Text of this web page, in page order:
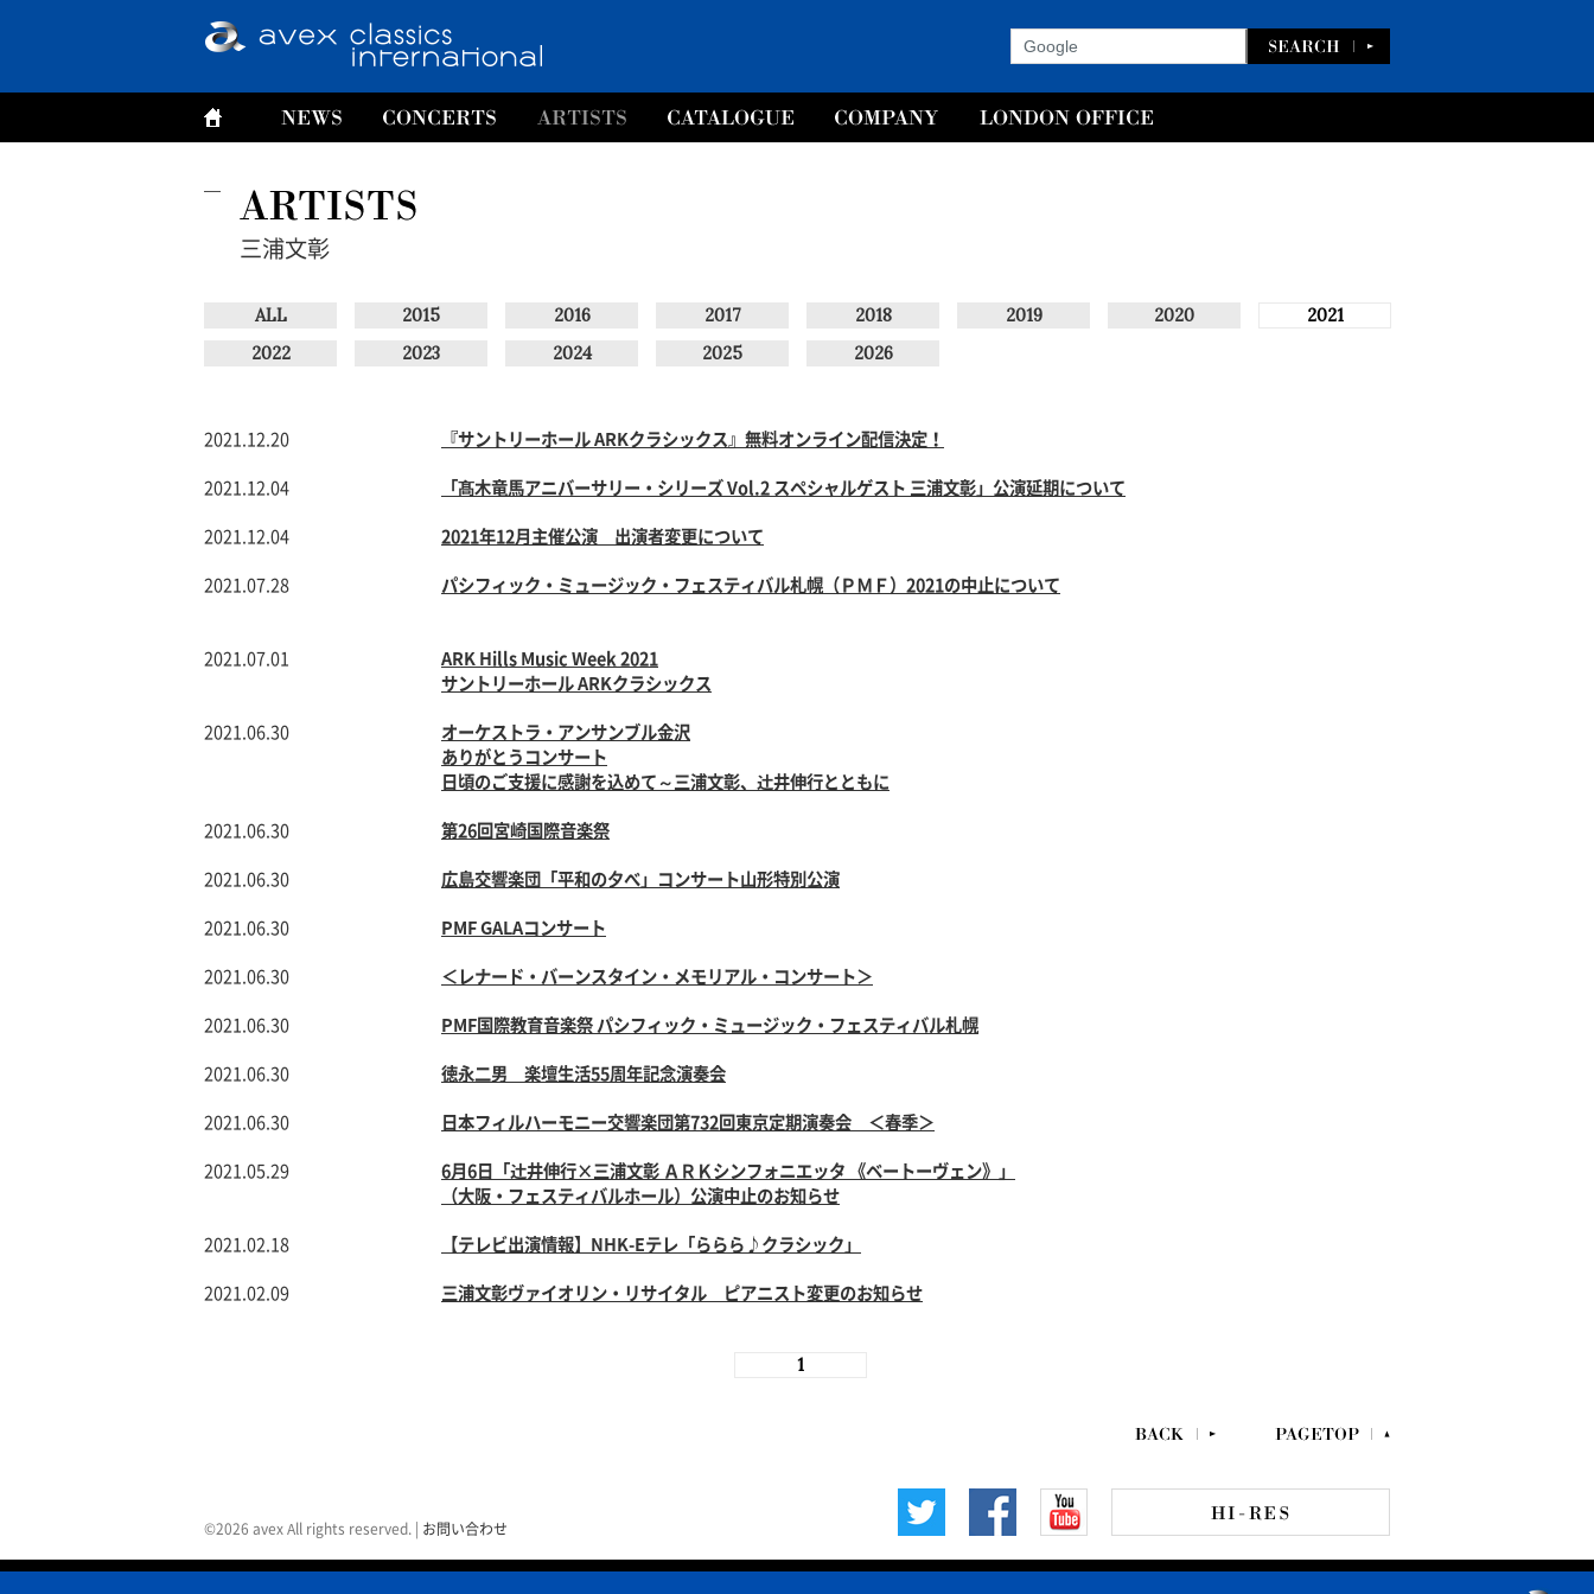
三浦文彰
ALL 2015 2016 2017 2018 2019 2020
2021
2022
2023 2024 2025 2026
2021.12.20 『サントリーホール ARKクラシックス』無料オンライン配信決定！
2021.12.04 「髙木竜馬アニバーサリー・シリーズ Vol.2 スペシャルゲスト 三浦文彰」公演延期について
2021.12.04 2021年12月主催公演 出演者変更について
2021.07.28 パシフィック・ミュージック・フェスティバル札幌（ＰＭＦ）2021の中止について
2021.07.01
ARK Hills Music Week 2021
サントリーホール ARKクラシックス
2021.06.30
オーケストラ・アンサンブル金沢
ありがとうコンサート
日頃のご支援に感謝を込めて～三浦文彰、辻井伸行とともに
2021.06.30 第26回宮崎国際音楽祭
2021.06.30 広島交響楽団「平和の夕べ」コンサート山形特別公演
2021.06.30 PMF GALAコンサート
2021.06.30 ＜レナード・バーンスタイン・メモリアル・コンサート＞
2021.06.30 PMF国際教育音楽祭 パシフィック・ミュージック・フェスティバル札幌
2021.06.30 徳永二男 楽壇生活55周年記念演奏会
2021.06.30 日本フィルハーモニー交響楽団第732回東京定期演奏会 ＜春季＞
2021.05.29
6月6日「辻井伸行×三浦文彰 ＡＲＫシンフォニエッタ 《ベートーヴェン》」
（大阪・フェスティバルホール）公演中止のお知らせ
2021.02.18 【テレビ出演情報】NHK-Eテレ「ららら♪クラシック」
2021.02.09 三浦文彰ヴァイオリン・リサイタル ピアニスト変更のお知らせ
1
©2026 avex All rights reserved. お問い合わせ